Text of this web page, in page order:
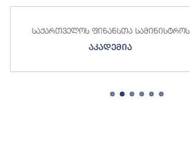
საქართველოს ფინანსთა სამინისტროს
აკადემია